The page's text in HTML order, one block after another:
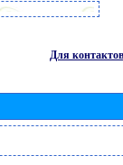
Для контактов